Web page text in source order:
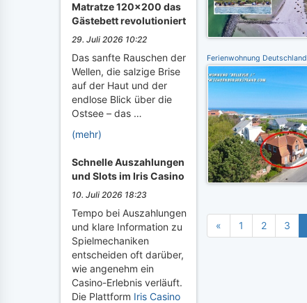
Matratze 120x200 das
Gästebett revolutioniert
29. Juli 2026 10:22
Das sanfte Rauschen der
Wellen, die salzige Brise
auf der Haut und der
endlose Blick über die
Ostsee – das …
(mehr)
Schnelle Auszahlungen
und Slots im Iris Casino
10. Juli 2026 18:23
Tempo bei Auszahlungen
und klare Information zu
Spielmechaniken
entscheiden oft darüber,
wie angenehm ein
Casino-Erlebnis verläuft.
Die Plattform Iris Casino
Ferienwohnung Deutschland
« 1 2 3